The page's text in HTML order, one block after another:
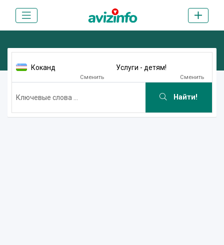
Коканд
Сменить
Услуги - детям!
Сменить
Найти!